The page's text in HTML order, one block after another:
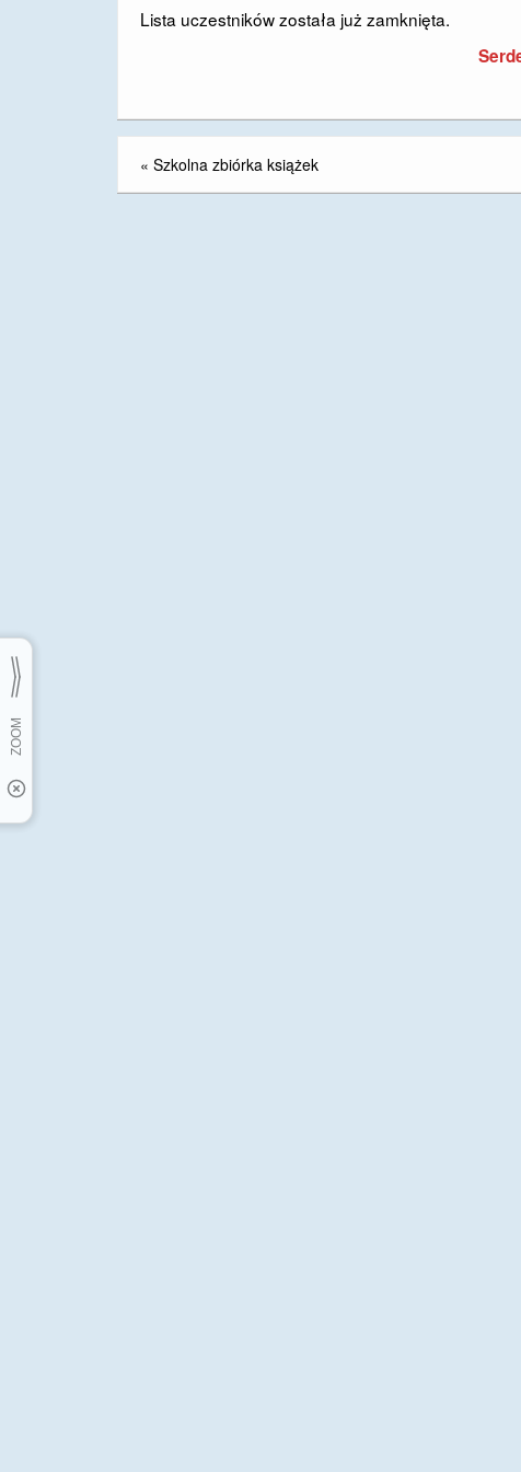
Lista uczestników została już zamknięta.
« Szkolna zbiórka książek